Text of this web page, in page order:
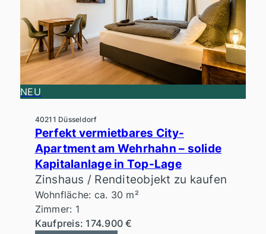
NEU
40211 Düsseldorf
Perfekt vermietbares City-
Apartment am Wehrhahn – solide
Kapitalanlage in Top-Lage
Zinshaus / Renditeobjekt zu kaufen
Wohnfläche: ca. 30 m²
Zimmer: 1
Kaufpreis: 174.900 €